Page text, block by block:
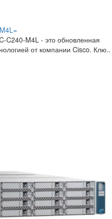
C240-M4L - это обновленная
от компании Cisco. Клю..